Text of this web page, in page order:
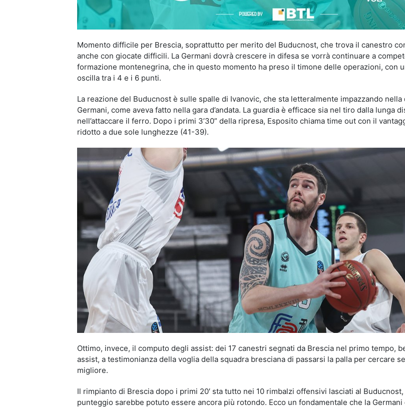
Momento difficile per Brescia, soprattutto per merito del Buducnost, che trova il canestro
anche con giocate difficili. La Germani dovrà crescere in difesa se vorrà continuare a
formazione montenegrina, che in questo momento ha preso il timone delle operazioni, con
oscilla tra i 4 e i 6 punti.
La reazione del Buducnost è sulle spalle di Ivanovic, che sta letteralmente impazzando nella
Germani, come aveva fatto nella gara d’andata. La guardia è efficace sia nel tiro dalla lunga
nell’attaccare il ferro. Dopo i primi 3’30” della ripresa, Esposito chiama time out con il
ridotto a due sole lunghezze (41-39).
Ottimo, invece, il computo degli assist: dei 17 canestri segnati da Brescia nel primo tempo,
assist, a testimonianza della voglia della squadra bresciana di passarsi la palla per cercare
migliore.
Il rimpianto di Brescia dopo i primi 20′ sta tutto nei 10 rimbalzi offensivi lasciati al
punteggio sarebbe potuto essere ancora più rotondo. Ecco un fondamentale che la